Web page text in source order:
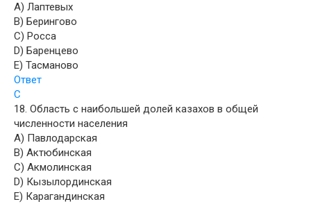
A) Лаптевых
B) Берингово
C) Росса
D) Баренцево
E) Тасманово
Ответ
С
18. Область с наибольшей долей казахов в общей
численности населения
A) Павлодарская
B) Актюбинская
C) Акмолинская
D) Кызылординская
E) Карагандинская